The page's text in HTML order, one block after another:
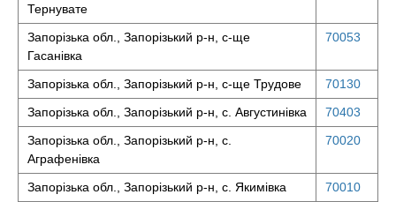
Тернувате
Запорізька обл., Запорізький р-н, с-ще
Гасанівка
70053
Запорізька обл., Запорізький р-н, с-ще Трудове
70130
Запорізька обл., Запорізький р-н, с. Августинівка
70403
Запорізька обл., Запорізький р-н, с.
Аграфенівка
70020
Запорізька обл., Запорізький р-н, с. Якимівка
70010